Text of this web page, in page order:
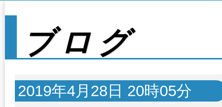
ブログ
2019年4月28日 20時05分